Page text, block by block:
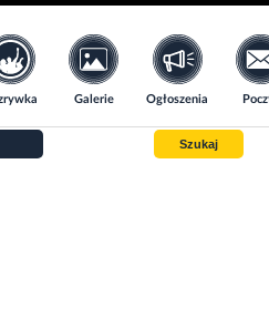
Galerie Ogłoszenia
Szukaj